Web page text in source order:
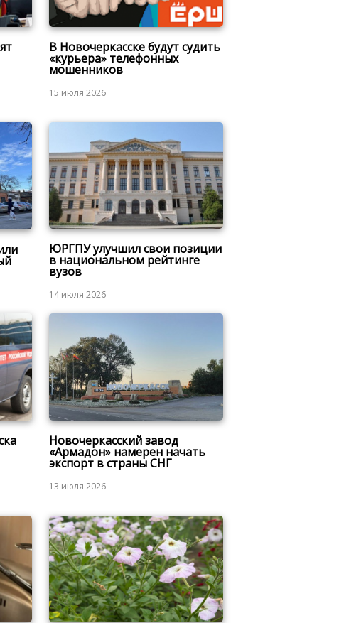
В Новочеркасске будут судить
«курьера» телефонных
мошенников
15 июля 2026
ЮРГПУ улучшил свои позиции
в национальном рейтинге
вузов
14 июля 2026
Новочеркасский завод
«Армадон» намерен начать
экспорт в страны СНГ
13 июля 2026